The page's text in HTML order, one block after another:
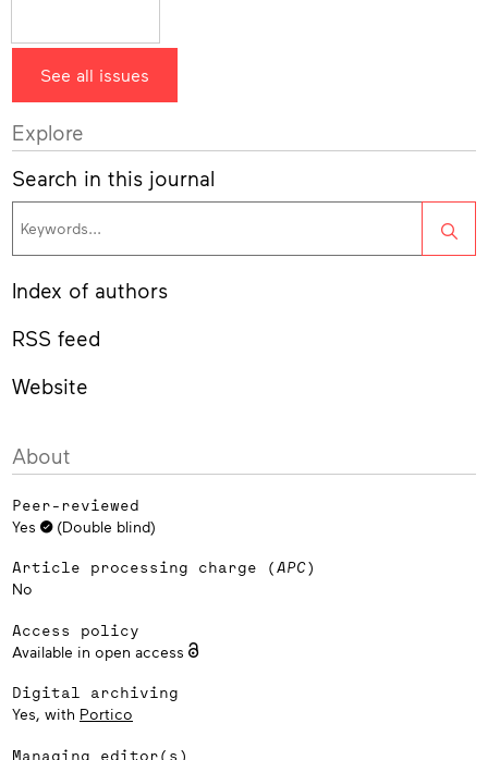
See all issues
Explore
Search in this journal
Index of authors
RSS feed
Website
About
Peer-reviewed
Yes (Double blind)
Article processing charge (APC)
No
Access policy
Available in open access
Digital archiving
Yes, with Portico
Managing editor(s)